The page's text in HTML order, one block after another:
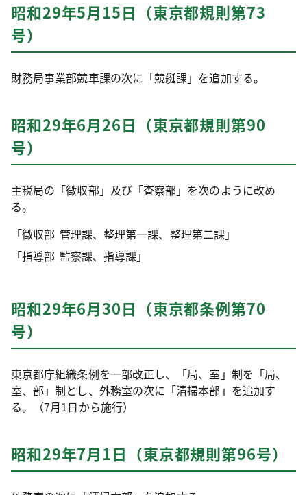
昭和29年5月15日（東京都規則第73
号）
財務局事業部競車課の次に「競艇課」を追加する。
昭和29年6月26日（東京都規則第90
号）
主税局の「徴収部」及び「査察部」を次のように改め
る。
「徴収部 管理課、整理第一課、整理第二課」
「指導部 監察課、指導課」
昭和29年6月30日（東京都条例第70
号）
東京都庁組織条例を一部改正し、「局、室」制を「局、
室、部」制とし、外務室の次に「清掃本部」を追加す
る。（7月1日から施行）
昭和29年7月1日（東京都規則第96号）